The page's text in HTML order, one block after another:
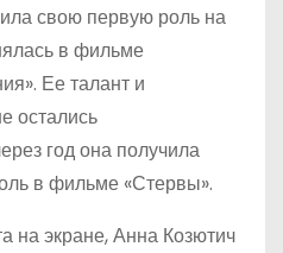
свою первую роль на
в фильме
Ее талант и
остались
год она получила
в фильме «Стервы».
на экране, Анна Козютич